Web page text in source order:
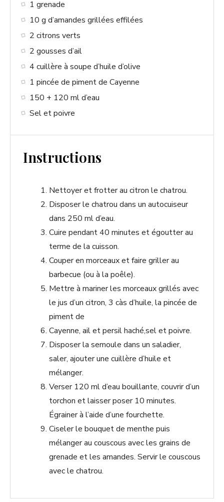
1 grenade
10 g d’amandes grillées effilées
2 citrons verts
2 gousses d’ail
4 cuillère à soupe d’huile d’olive
1 pincée de piment de Cayenne
150 + 120 ml d’eau
Sel et poivre
Instructions
Nettoyer et frotter au citron le chatrou.
Disposer le chatrou dans un autocuiseur
dans 250 ml d’eau.
Cuire pendant 40 minutes et égoutter au
terme de la cuisson.
Couper en morceaux et faire griller au
barbecue (ou à la poêle).
Mettre à mariner les morceaux grillés avec
le jus d’un citron, 3 càs d’huile, la pincée de
piment de
Cayenne, ail et persil haché,sel et poivre.
Disposer la semoule dans un saladier,
saler, ajouter une cuillère d’huile et
mélanger.
Verser 120 ml d’eau bouillante, couvrir d’un
torchon et laisser poser 10 minutes.
Égrainer à l’aide d’une fourchette.
Ciseler le bouquet de menthe puis
mélanger au couscous avec les grains de
grenade et les amandes. Servir le couscous
avec le chatrou.